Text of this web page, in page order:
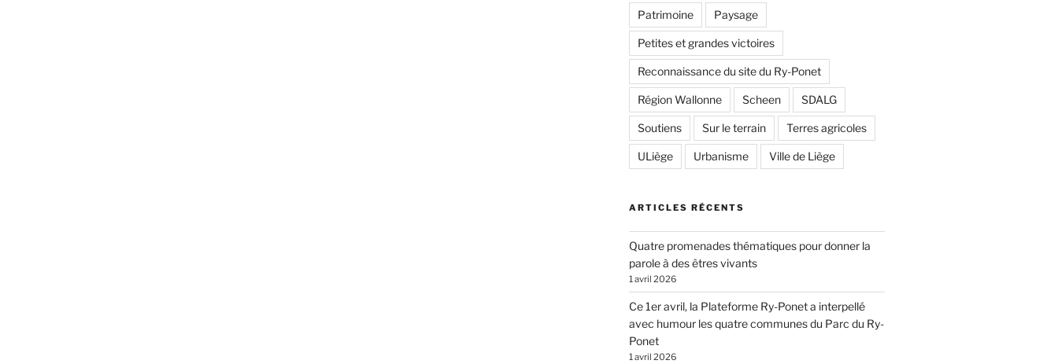
Patrimoine Paysage
Petites et grandes victoires
Reconnaissance du site du Ry-Ponet
Région Wallonne Scheen SDALG
Soutiens Sur le terrain Terres agricoles
ULiège Urbanisme Ville de Liège
ARTICLES RÉCENTS
Quatre promenades thématiques pour donner la
parole à des êtres vivants
1 avril 2026
Ce 1er avril, la Plateforme Ry-Ponet a interpellé
avec humour les quatre communes du Parc du Ry-
Ponet
1 avril 2026